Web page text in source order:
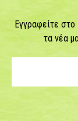
Εγγραφείτε
τα νέα